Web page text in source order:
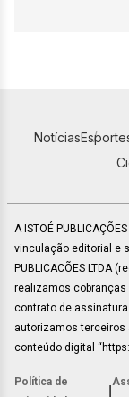
Notícias
A ISTOÉ
vinculação editorial e
PUBLICACÕES LTDA
realizamos
contrato de
autorizamos terceiros
conteúdo digital
Política de